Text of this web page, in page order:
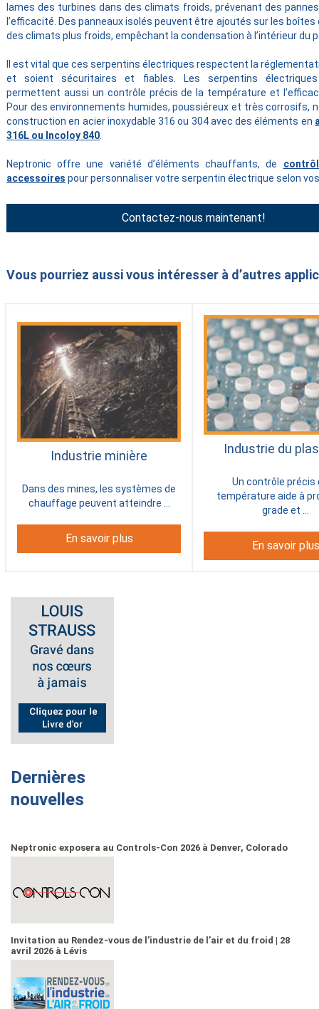
lames des turbines dans des climats froids, prévenant des
l’efficacité. Des panneaux isolés peuvent être ajoutés sur les
des climats plus froids, empêchant la condensation à l’intérieur du
Il est vital que ces serpentins électriques respectent la
et soient sécuritaires et fiables. Les serpentins électriques
permettent aussi un contrôle précis de la température et
Pour des environnements humides, poussiéreux et très corrosifs,
construction en acier inoxydable 316 ou 304 avec des éléments en
316L ou Incoloy 840
Neptronic offre une variété d’éléments chauffants, de
accessoires pour personnaliser votre serpentin électrique selon
Contactez-nous maintenant!
Vous pourriez aussi vous intéresser à d’autres
Industrie minière
Dans des mines, les systèmes de
chauffage peuvent atteindre ...
En savoir plus
Industrie du
Un contrôle précis
température aide à
grade et ...
En savoir plus
Dernières
nouvelles
Neptronic exposera au Controls-Con 2026 à Denver, Colorado
Invitation au Rendez-vous de l’industrie de l’air et du froid | 28
avril 2026 à Lévis